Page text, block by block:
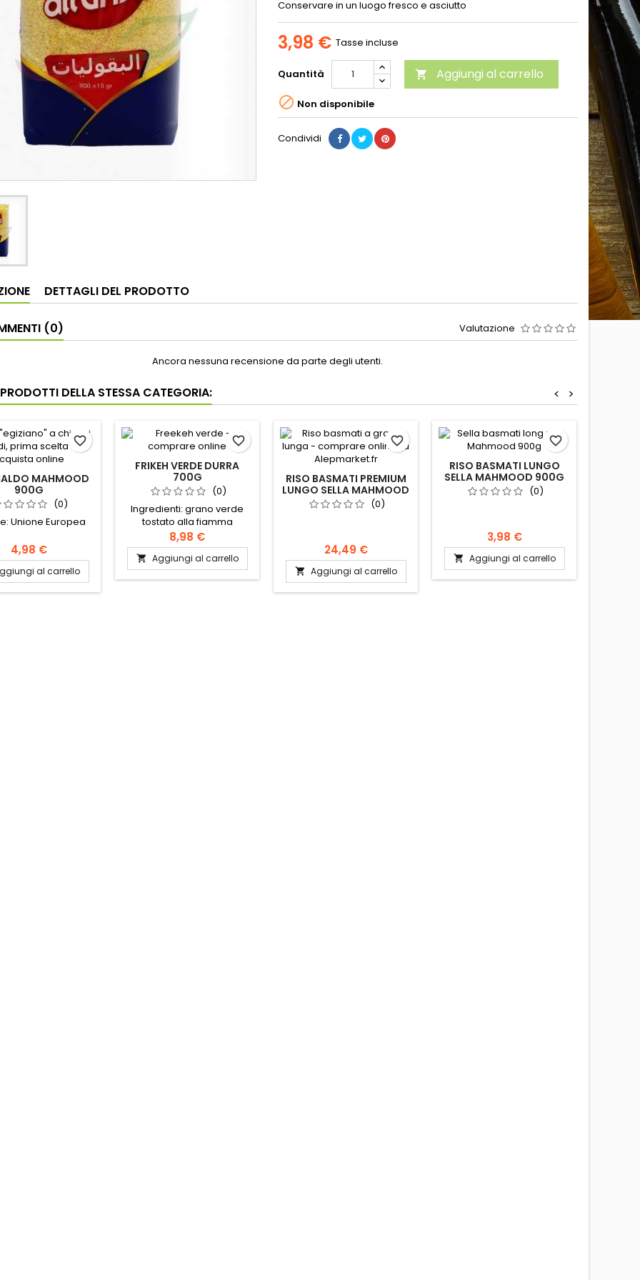
Conservare in un luogo fresco e asciutto
3,98 € Tasse incluse
Quantità  Aggiungi al carrello
 Non disponibile
Condividi
DETTAGLI DEL PRODOTTO
(0) Valutazione
Ancora nessuna recensione da parte degli utenti.
DELLA STESSA CATEGORIA: >
<
MAHMOOD
900G
(0)
Unione Europea
4,98 €
al carrello
favorite_border
FRIKEH VERDE DURRA
700G
(0)
Ingredienti: grano verde
tostato alla fiamma
8,98 €
 Aggiungi al carrello
favorite_border
RISO BASMATI PREMIUM
LUNGO SELLA MAHMOOD
4.5KG
(0)
24,49 €
 Aggiungi al carrello
favorite_border
RISO BASMATI LUNGO
SELLA MAHMOOD 900G
(0)
3,98 €
 Aggiungi al carrello
favorite_border